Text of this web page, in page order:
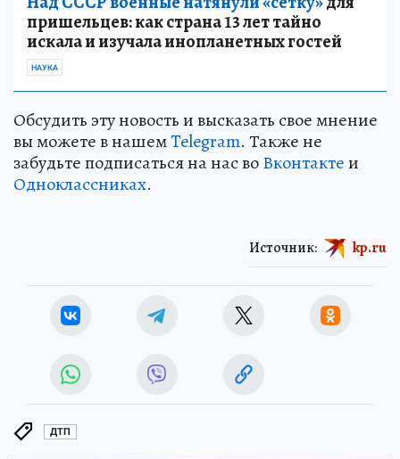
пришельцев: как страна 13 лет тайно
искала и изучала инопланетных гостей
НАУКА
Обсудить эту новость и высказать свое мнение
вы можете в нашемTelegram. Также не
забудьте подписаться на нас воВконтактеи
Одноклассниках.
Источник: kp.ru
ДТП